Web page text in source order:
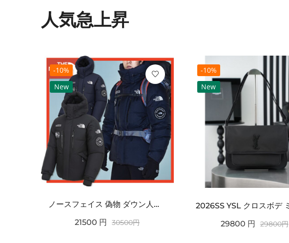
人気急上昇
-10%
New
ノースフェイス 偽物 ダウン人気【THE NORTH FACE】M'S 7 SUMMIT HIM...
21500 円 30500円
-10%
New
29800 円 29800円